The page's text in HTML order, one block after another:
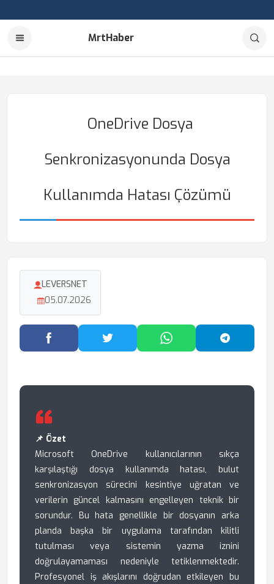
MrtHaber
OneDrive Dosya
Senkronizasyonunda Dosya
Kullanımda Hatası Çözümü
LEVERSNET
05.07.2026
Facebook'ta PaylaşTwitter'da PaylaşWhatsApp'ta Paylaş
📌 Özet
Microsoft OneDrive kullanıcılarının sıkça
karşılaştığı dosya kullanımda hatası, bulut
senkronizasyon sürecini kesintiye uğratan ve
verilerin güncel kalmasını engelleyen teknik bir
sorundur. Bu hata genellikle bir dosyanın arka
planda başka bir uygulama tarafından kilitli
tutulması veya sistemin yazma iznini
doğrulayamaması nedeniyle tetiklenmektedir.
Profesyonel iş akışlarını doğrudan etkileyen bu